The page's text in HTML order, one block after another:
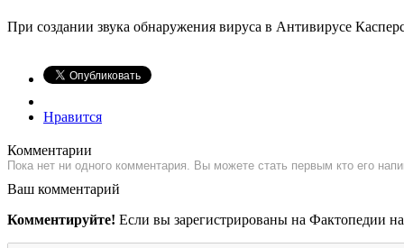
При создании звука обнаружения вируса в Антивирусе
Нравится
Комментарии
Пока нет ни одного комментария. Вы можете стать первым кто его
Ваш комментарий
Комментируйте! Если вы зарегистрированы на Фактопедии